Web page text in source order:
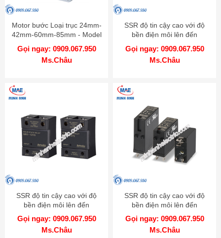
Motor bước Loại trục 24mm-
42mm-60mm-85mm - Model
AK
Gọi ngay: 0909.067.950
Ms.Châu
SSR độ tin cậy cao với độ
bền điện môi lên đến
4000VAC - Model SRPH1
Gọi ngay: 0909.067.950
Ms.Châu
SSR độ tin cậy cao với độ
bền điện môi lên đến
4000VAC - Model SR1
Gọi ngay: 0909.067.950
Ms.Châu
SSR độ tin cậy cao với độ
bền điện môi lên đến
4000VAC - Model SRS1
Gọi ngay: 0909.067.950
Ms.Châu